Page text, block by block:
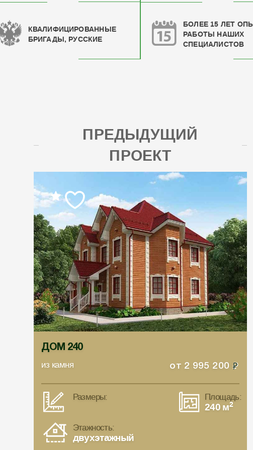
КВАЛИФИЦИРОВАННЫЕ
БРИГАДЫ, РУССКИЕ
БОЛЕЕ 15 ЛЕТ
РАБОТЫ НАШИХ
СПЕЦИАЛИСТОВ
ПРЕДЫДУЩИЙ
ПРОЕКТ
ДОМ 240
из камня от 2 995 200
Размеры: Площадь:
240 м2
Этажность:
двухэтажный